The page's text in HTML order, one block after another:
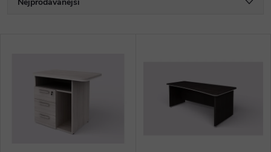
Abecedně